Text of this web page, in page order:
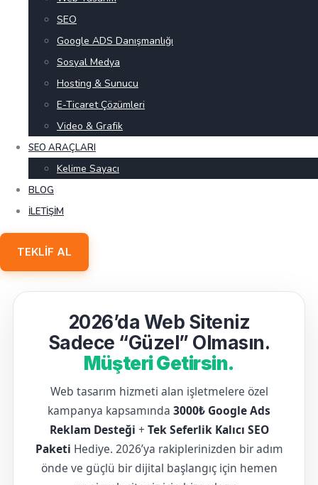
SEO
Google ADS Danışmanlığı
Sosyal Medya
Hosting & Sunucu
E-Ticaret Çözümleri
Video & Grafik
SEO ARAÇLARI
Kelime Sayacı
BLOG
İLETIŞIM
TEKLIF AL
2026’da Web Siteniz
Sadece “Güzel” Olmasın.
Müşteri Getirsin.
Web tasarım hizmeti alan işletmelere özel
kampanya kapsamında 3000₺ Google Ads
Reklam Desteği + Tek Seferlik Kalıcı SEO
Paketi Hediye. 2026’ya rakiplerinizden bir adım
önde ve güçlü bir dijital başlangıç için hemen